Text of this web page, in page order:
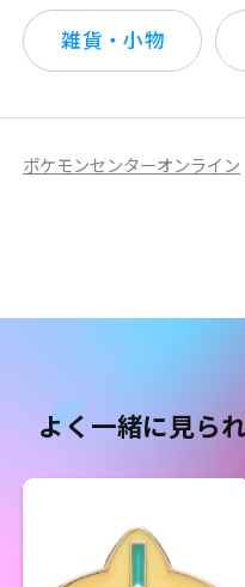
雑貨・小物
ポケモンセンターオンライン
よく一緒に見ら